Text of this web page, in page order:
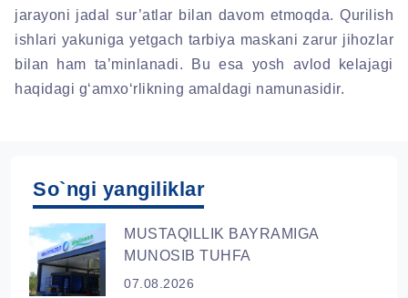
jarayoni jadal sur’atlar bilan davom etmoqda. Qurilish
ishlari yakuniga yetgach tarbiya maskani zarur jihozlar
bilan ham ta’minlanadi. Bu esa yosh avlod kelajagi
haqidagi g‘amxo‘rlikning amaldagi namunasidir.
So`ngi yangiliklar
MUSTAQILLIK BAYRAMIGA
MUNOSIB TUHFA
07.08.2026